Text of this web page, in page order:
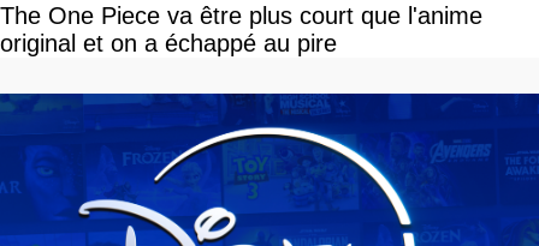
The One Piece va être plus court que l'anime
original et on a échappé au pire